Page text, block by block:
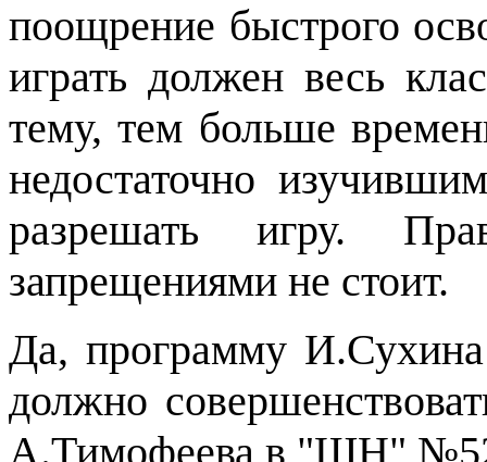
поощрение быстрого
играть должен весь
тему, тем больше
недостаточно
разрешать игру.
запрещениями не стоит.
Да, программу
должно
А.Тимофеева в "ШН"